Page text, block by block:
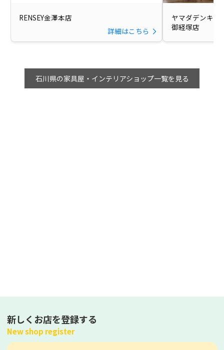
RENSEY金澤本店
詳細はこちら
ヤマダデンキ
御経塚店
石川県の家具屋・インテリアショップ一覧を見る
新しくお店を登録する
New shop register